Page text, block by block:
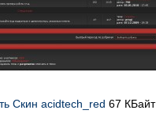
Скин acidtech_red 67 КБайт